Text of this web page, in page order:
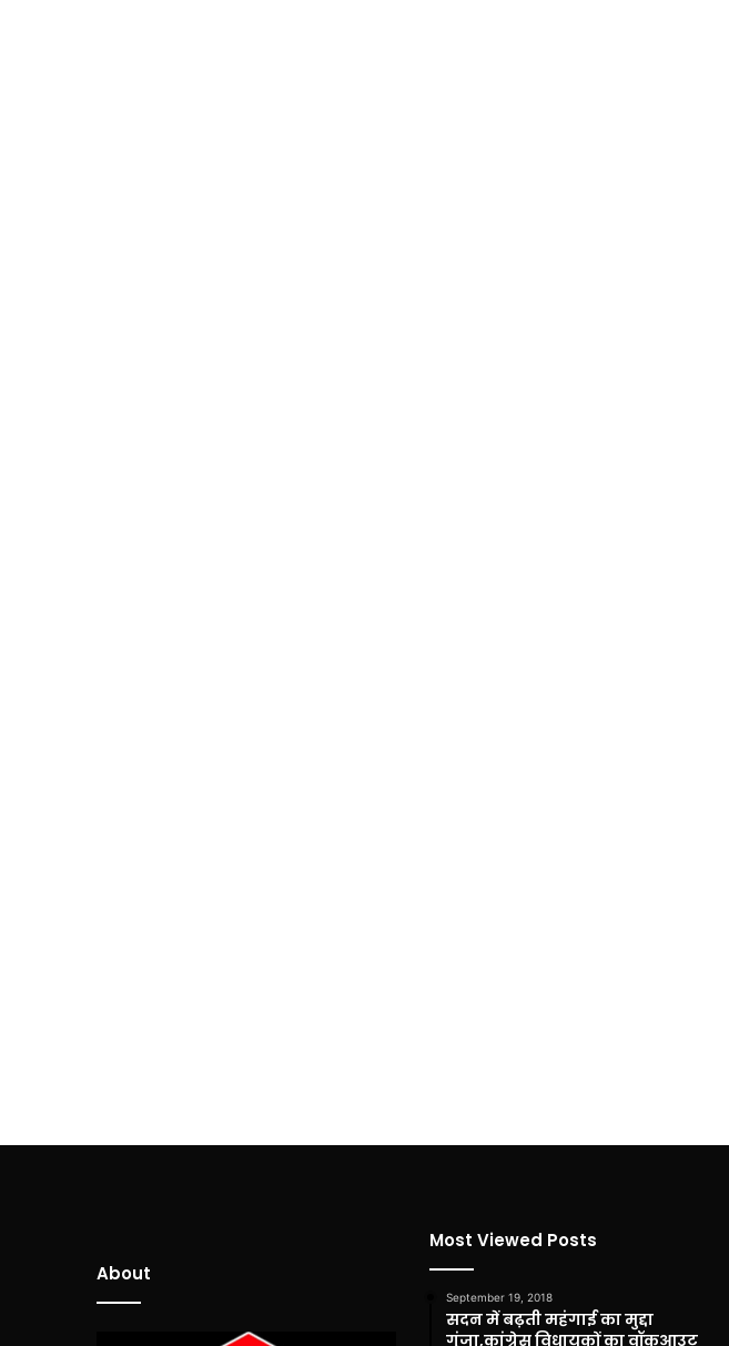
About
Most Viewed Posts
September 19, 2018
सदन में बढ़ती महंगाई का मुद्दा
गूंजा,कांग्रेस विधायकों का वॉकआउट